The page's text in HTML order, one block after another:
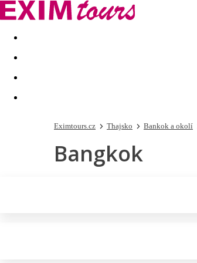
Akční nabídky Last minute
Eximtours.cz Thajsko Bankok a okolí
Bangkok